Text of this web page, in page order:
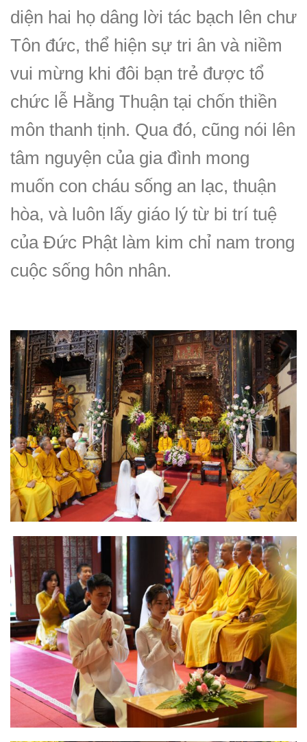
diện hai họ dâng lời tác bạch lên chư
Tôn đức, thể hiện sự tri ân và niềm
vui mừng khi đôi bạn trẻ được tổ
chức lễ Hằng Thuận tại chốn thiền
môn thanh tịnh. Qua đó, cũng nói lên
tâm nguyện của gia đình mong
muốn con cháu sống an lạc, thuận
hòa, và luôn lấy giáo lý từ bi trí tuệ
của Đức Phật làm kim chỉ nam trong
cuộc sống hôn nhân.